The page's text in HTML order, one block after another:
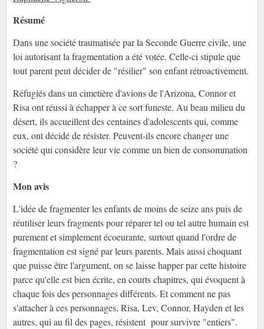
Résumé
Dans une société traumatisée par la Seconde Guerre civile, une
loi autorisant la fragmentation a été votée. Celle-ci stipule que
tout parent peut décider de "résilier" son enfant rétroactivement.
Réfugiés dans un cimetière d'avions de l'Arizona, Connor et
Risa ont réussi à échapper à ce sort funeste. Au beau milieu du
désert, ils accueillent des centaines d'adolescents qui, comme
eux, ont décidé de résister. Peuvent-ils encore changer une
société qui considère leur vie comme un bien de consommation
?
Mon avis
L'idée de fragmenter les enfants de moins de seize ans puis de
réutiliser leurs fragments pour réparer tel ou tel autre humain est
purement et simplement écoeurante, surtout quand l'ordre de
fragmentation est signé par leurs parents. Mais aussi choquant
que puisse être l'argument, on se laisse happer par cette histoire
parce qu'elle est bien écrite, en courts chapitres, qui évoquent à
chaque fois des personnages différents. Et comment ne pas
s'attacher à ces personnages, Risa, Lev, Connor, Hayden et les
autres, qui au fil des pages, résistent pour survivre "entiers".